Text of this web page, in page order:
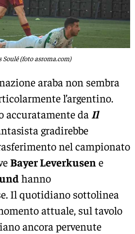
Soulé (foto asroma.com)
araba non sembra
l’argentino.
accuratamente da Il
gradirebbe
nel campionato
Bayer Leverkusene
hanno
Il quotidiano sottolinea
attuale, sul tavolo
ancora pervenute